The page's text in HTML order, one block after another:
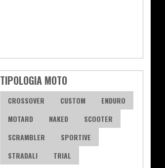
TIPOLOGIA MOTO
CROSSOVER CUSTOM
ENDURO
MOTARD
NAKED
SCOOTER
SCRAMBLER
SPORTIVE
STRADALI
TRIAL